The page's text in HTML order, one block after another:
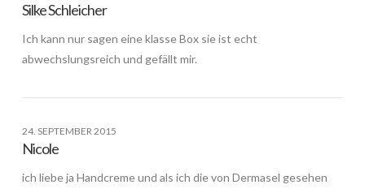
Silke Schleicher
Ich kann nur sagen eine klasse Box sie ist echt
abwechslungsreich und gefällt mir.
24. SEPTEMBER 2015
Nicole
ich liebe ja Handcreme und als ich die von Dermasel gesehen